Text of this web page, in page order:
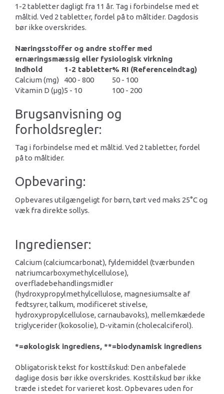
1-2 tabletter dagligt fra 11 år. Tag i forbindelse med et
måltid. Ved 2 tabletter, fordel på to måltider. Dagdosis
bør ikke overskrides.
Næringsstoffer og andre stoffer med
ernæringsmæssig eller fysiologisk virkning
Indhold
1-2 tabletter% RI (Referenceindtag)
Calcium (mg)
400 - 800
50 - 100
Vitamin D (µg)5 - 10 100 - 200
Brugsanvisning og
forholdsregler:
Tag i forbindelse med et måltid. Ved 2 tabletter, fordel
på to måltider.
Opbevaring:
Opbevares utilgængeligt for børn, tørt ved maks 25°C og
væk fra direkte sollys.
Ingredienser:
Calcium (calciumcarbonat), fyldemiddel (tværbunden
natriumcarboxymethylcellulose),
overfladebehandlingsmidler
(hydroxypropylmethylcellulose, magnesiumsalte af
fedtsyrer, talkum, modificeret stivelse,
hydroxypropylcellulose, carnaubavoks), mellemkædede
triglycerider (kokosolie), D-vitamin (cholecalciferol).
*=økologisk ingrediens, **=biodynamisk ingrediens
Obligatorisk tekst for kosttilskud: Den anbefalede
daglige dosis bør ikke overskrides. Kosttilskud bør ikke
træde i stedet for varieret kost. Opbevares uden for